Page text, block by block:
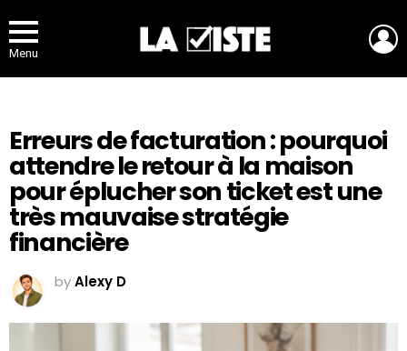
Menu
Erreurs de facturation : pourquoi
attendre le retour à la maison
pour éplucher son ticket est une
très mauvaise stratégie
financière
byAlexy D